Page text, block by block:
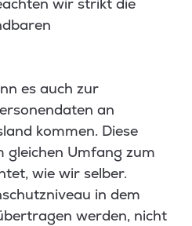
wir strikt die
es auch zur
an
kommen. Diese
gleichen Umfang zum
wie wir selber.
in dem
werden, nicht